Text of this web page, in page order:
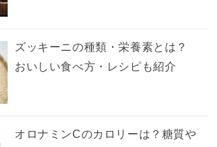
ズッキーニの種類・栄養素とは？
おいしい食べ方・レシピも紹介
オロナミンCのカロリーは？糖質や